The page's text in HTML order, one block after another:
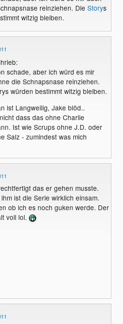
reinziehen. Die Storys
witzig bleiben.
schade, aber ich würd es mir
die Schnapsnase reinziehen.
würden bestimmt witzig bleiben.
ist Langweilig, Jake blöd..
dass das ohne Charlie
Ist wie Scrups ohne J.D. oder
Salz - zumindest was mich
das er gehen musste.
ist die Serie wirklich einsam.
ob ich es noch guken werde. Der
voll lol.